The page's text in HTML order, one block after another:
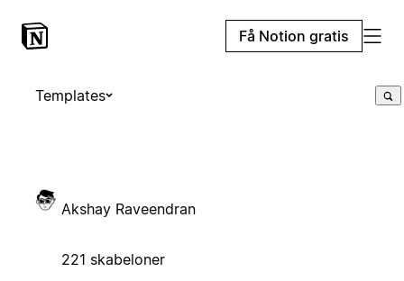
Få Notion gratis
Templates
Akshay Raveendran
221 skabeloner